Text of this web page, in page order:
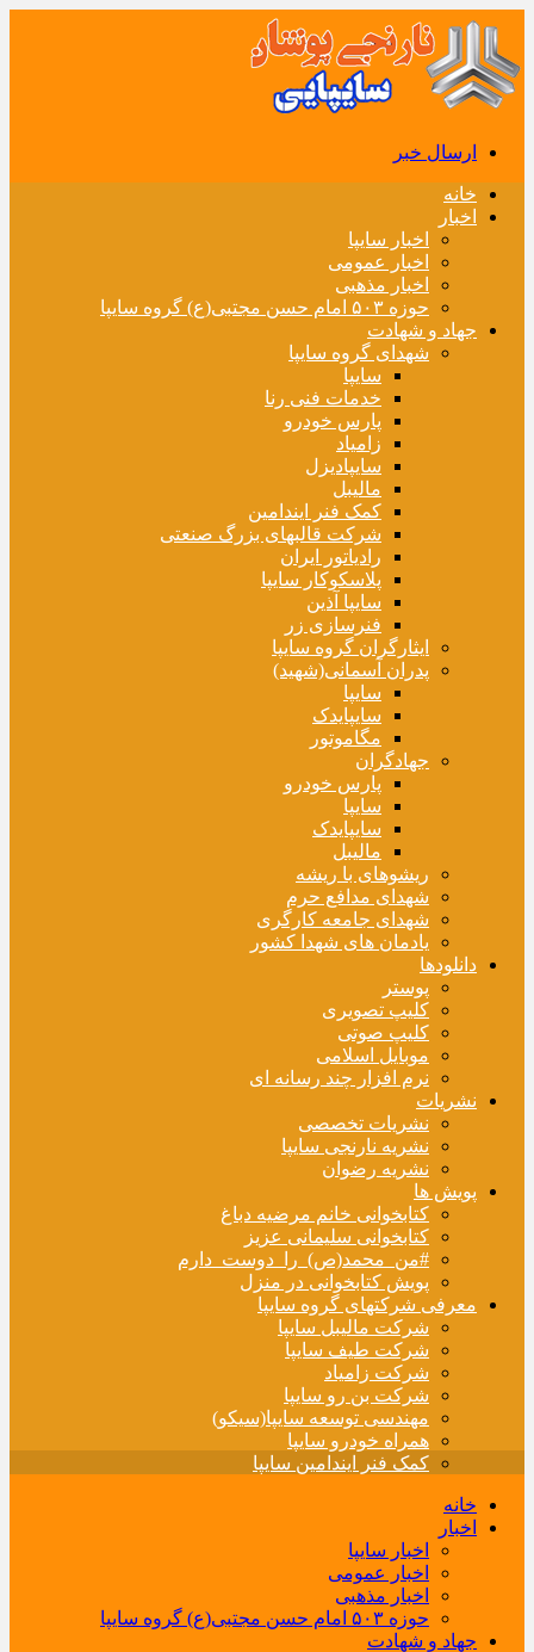
ارسال خبر
خانه
اخبار
اخبار سایپا
اخبار عمومی
اخبار مذهبی
حوزه ۵۰۳ امام حسن مجتبی(ع) گروه سایپا
جهاد و شهادت
شهدای گروه سایپا
سایپا
خدمات فنی رنا
پارس خودرو
زامیاد
سایپادیزل
مالیبل
کمک فنر ایندامین
شرکت قالبهای بزرگ صنعتی
رادیاتور ایران
پلاسکوکار سایپا
سایپا آذین
فنرسازی زر
ایثارگران گروه سایپا
پدران آسمانی(شهید)
سایپا
سایپایدک
مگاموتور
جهادگران
پارس خودرو
سایپا
سایپایدک
مالیبل
ریشوهای با ریشه
شهدای مدافع حرم
شهدای جامعه کارگری
یادمان های شهدا کشور
دانلودها
پوستر
کلیپ تصویری
کلیپ صوتی
موبایل اسلامی
نرم افزار چند رسانه ای
نشریات
نشریات تخصصی
نشریه نارنجی سایپا
نشریه رضوان
پویش ها
کتابخوانی خانم مرضیه دباغ
کتابخوانی سلیمانی عزیز
#من_محمد(ص)_را_دوست_دارم
پویش کتابخوانی در منزل
معرفی شرکتهای گروه سایپا
شرکت مالیبل سایپا
شرکت طیف سایپا
شرکت زامیاد
شرکت بن رو سایپا
مهندسی توسعه سایپا(سیکو)
همراه خودرو سایپا
کمک فنر ایندامین سایپا
خانه
اخبار
اخبار سایپا
اخبار عمومی
اخبار مذهبی
حوزه ۵۰۳ امام حسن مجتبی(ع) گروه سایپا
جهاد و شهادت